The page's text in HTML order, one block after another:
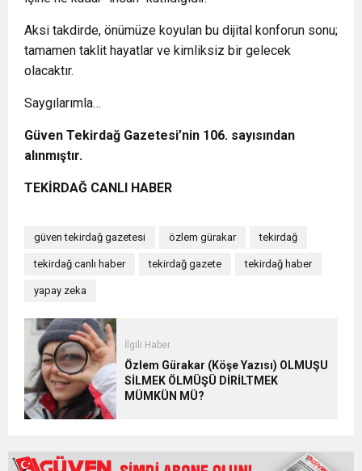
Aksi takdirde, önümüze koyulan bu dijital konforun sonu;
tamamen taklit hayatlar ve kimliksiz bir gelecek
olacaktır.
Saygılarımla…
Güven Tekirdağ Gazetesi’nin 106. sayısından
alınmıştır.
TEKİRDAĞ CANLI HABER
güven tekirdağ gazetesi özlem gürakar tekirdağ
tekirdağ canlı haber tekirdağ gazete tekirdağ haber
yapay zeka
İlgili Haber
Özlem Gürakar (Köşe Yazısı) OLMUŞU
SİLMEK ÖLMÜŞÜ DİRİLTMEK
MÜMKÜN MÜ?